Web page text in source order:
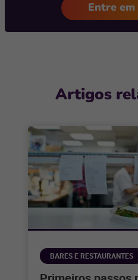
Entre
Artigos
BARES E RESTAURANTES